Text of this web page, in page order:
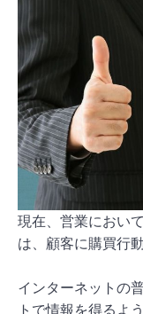
現在、営業におい
は、顧客に購買行
インターネットの
トで情報を得るよ